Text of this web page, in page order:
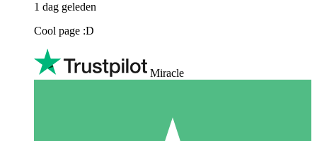
1 dag geleden
Cool page :D
Miracle